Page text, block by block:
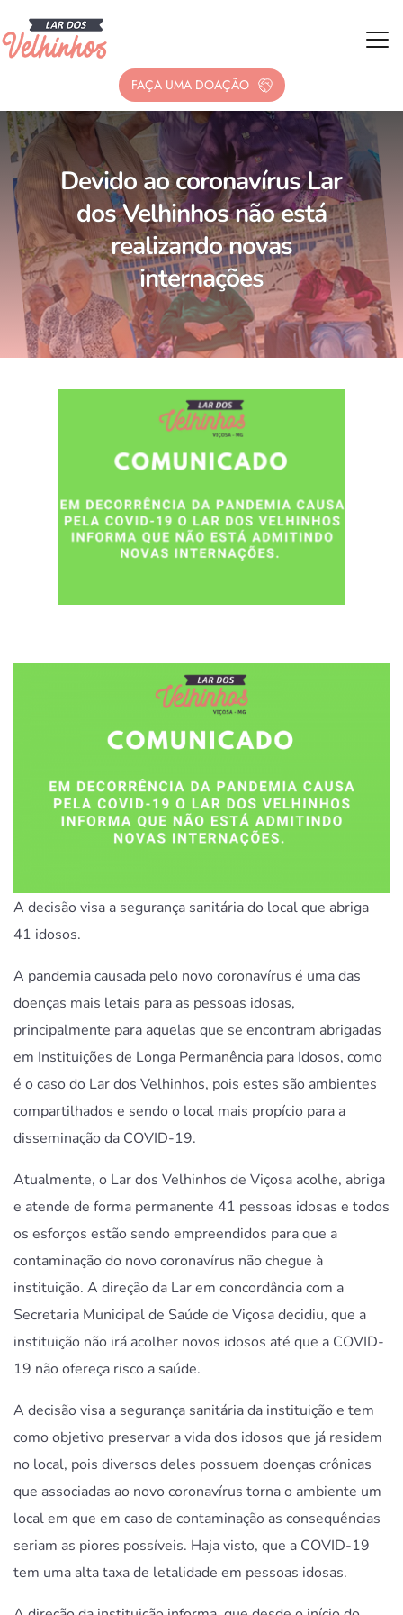
FAÇA UMA DOAÇÃO
Devido ao coronavírus Lar
dos Velhinhos não está
realizando novas
internações
A decisão visa a segurança sanitária do local que abriga
41 idosos.
A pandemia causada pelo novo coronavírus é uma das
doenças mais letais para as pessoas idosas,
principalmente para aquelas que se encontram abrigadas
em Instituições de Longa Permanência para Idosos, como
é o caso do Lar dos Velhinhos, pois estes são ambientes
compartilhados e sendo o local mais propício para a
disseminação da COVID-19.
Atualmente, o Lar dos Velhinhos de Viçosa acolhe, abriga
e atende de forma permanente 41 pessoas idosas e todos
os esforços estão sendo empreendidos para que a
contaminação do novo coronavírus não chegue à
instituição. A direção da Lar em concordância com a
Secretaria Municipal de Saúde de Viçosa decidiu, que a
instituição não irá acolher novos idosos até que a COVID-
19 não ofereça risco a saúde.
A decisão visa a segurança sanitária da instituição e tem
como objetivo preservar a vida dos idosos que já residem
no local, pois diversos deles possuem doenças crônicas
que associadas ao novo coronavírus torna o ambiente um
local em que em caso de contaminação as consequências
seriam as piores possíveis. Haja visto, que a COVID-19
tem uma alta taxa de letalidade em pessoas idosas.